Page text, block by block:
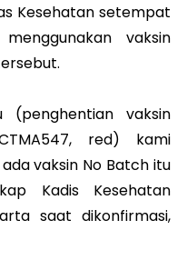
Kesehatan setempat
vaksin
vaksin
red) kami
vaksin No Batch itu
Kadis Kesehatan
saat dikonfirmasi,